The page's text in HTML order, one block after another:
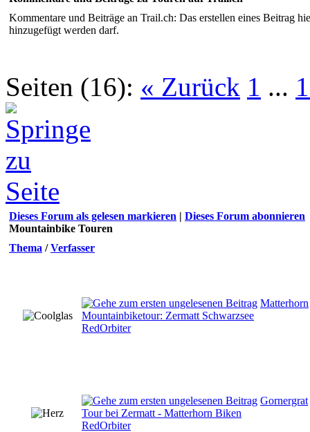
Kommentare und Beiträge an Trail.ch: Das erstellen eines Beitrag
hinzugefügt werden darf.
Seiten (16): « Zurück 1 ...
Dieses Forum als gelesen markieren | Dieses Forum abonnieren
Mountainbike Touren
Thema /Verfasser
Matterhorn
Mountainbiketour: Zermatt Schwarzsee
RedOrbiter
Gornergrat
Tour bei Zermatt - Matterhorn Biken
RedOrbiter